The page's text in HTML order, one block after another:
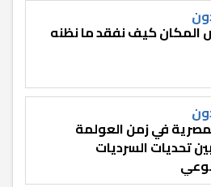
المكان كيف نفقد ما نظنه
في زمن العولمة
تحديات السرديات